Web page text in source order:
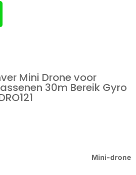
Mini Drone voor
30m Bereik Gyro
Mini-drone